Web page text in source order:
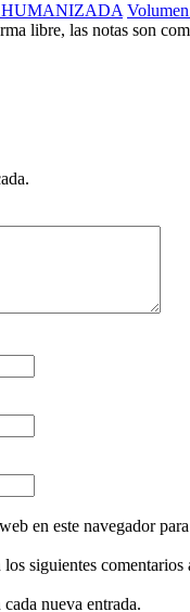
libre, las notas son
en este navegador
siguientes comentarios
nueva entrada.